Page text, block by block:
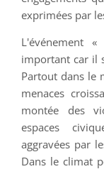
exprimées par
L'événement
important car il
Partout dans le
menaces
montée des
espaces
aggravées par
Dans le climat